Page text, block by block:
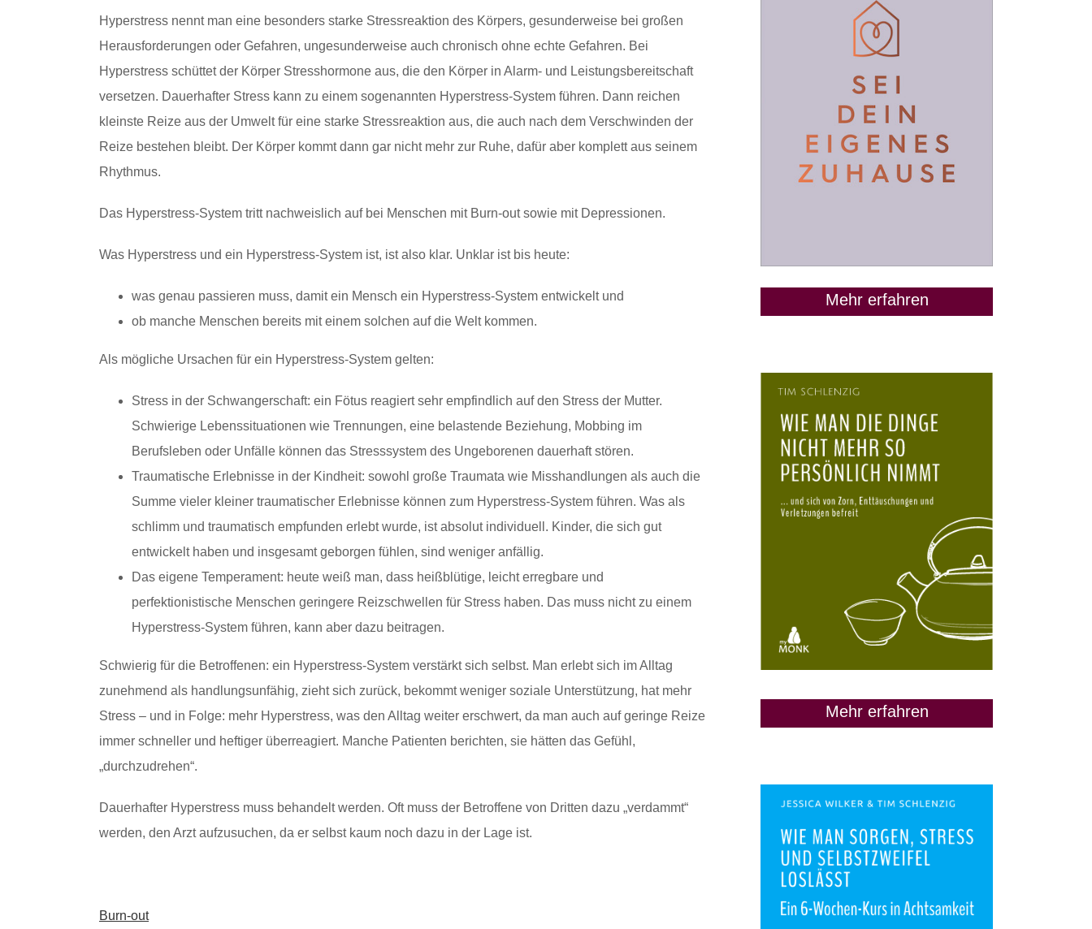
Hyperstress nennt man eine besonders starke Stressreaktion des Körpers, gesunderweise bei großen
Herausforderungen oder Gefahren, ungesunderweise auch chronisch ohne echte Gefahren. Bei
Hyperstress schüttet der Körper Stresshormone aus, die den Körper in Alarm- und Leistungsbereitschaft
versetzen. Dauerhafter Stress kann zu einem sogenannten Hyperstress-System führen. Dann reichen
kleinste Reize aus der Umwelt für eine starke Stressreaktion aus, die auch nach dem Verschwinden der
Reize bestehen bleibt. Der Körper kommt dann gar nicht mehr zur Ruhe, dafür aber komplett aus seinem
Rhythmus.
Das Hyperstress-System tritt nachweislich auf bei Menschen mit Burn-out sowie mit Depressionen.
Was Hyperstress und ein Hyperstress-System ist, ist also klar. Unklar ist bis heute:
was genau passieren muss, damit ein Mensch ein Hyperstress-System entwickelt und
ob manche Menschen bereits mit einem solchen auf die Welt kommen.
Als mögliche Ursachen für ein Hyperstress-System gelten:
Stress in der Schwangerschaft: ein Fötus reagiert sehr empfindlich auf den Stress der Mutter.
Schwierige Lebenssituationen wie Trennungen, eine belastende Beziehung, Mobbing im
Berufsleben oder Unfälle können das Stresssystem des Ungeborenen dauerhaft stören.
Traumatische Erlebnisse in der Kindheit: sowohl große Traumata wie Misshandlungen als auch die
Summe vieler kleiner traumatischer Erlebnisse können zum Hyperstress-System führen. Was als
schlimm und traumatisch empfunden erlebt wurde, ist absolut individuell. Kinder, die sich gut
entwickelt haben und insgesamt geborgen fühlen, sind weniger anfällig.
Das eigene Temperament: heute weiß man, dass heißblütige, leicht erregbare und
perfektionistische Menschen geringere Reizschwellen für Stress haben. Das muss nicht zu einem
Hyperstress-System führen, kann aber dazu beitragen.
Schwierig für die Betroffenen: ein Hyperstress-System verstärkt sich selbst. Man erlebt sich im Alltag
zunehmend als handlungsunfähig, zieht sich zurück, bekommt weniger soziale Unterstützung, hat mehr
Stress – und in Folge: mehr Hyperstress, was den Alltag weiter erschwert, da man auch auf geringe Reize
immer schneller und heftiger überreagiert. Manche Patienten berichten, sie hätten das Gefühl,
„durchzudrehen“.
Dauerhafter Hyperstress muss behandelt werden. Oft muss der Betroffene von Dritten dazu „verdammt“
werden, den Arzt aufzusuchen, da er selbst kaum noch dazu in der Lage ist.
Burn-out
Mehr erfahren
Mehr erfahren